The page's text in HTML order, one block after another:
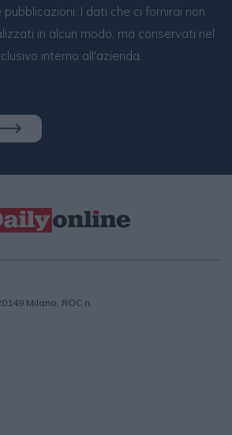
I dati che ci fornirai non
in alcun modo, ma conservati nel
interno all'azienda.
Milano, ROC n.